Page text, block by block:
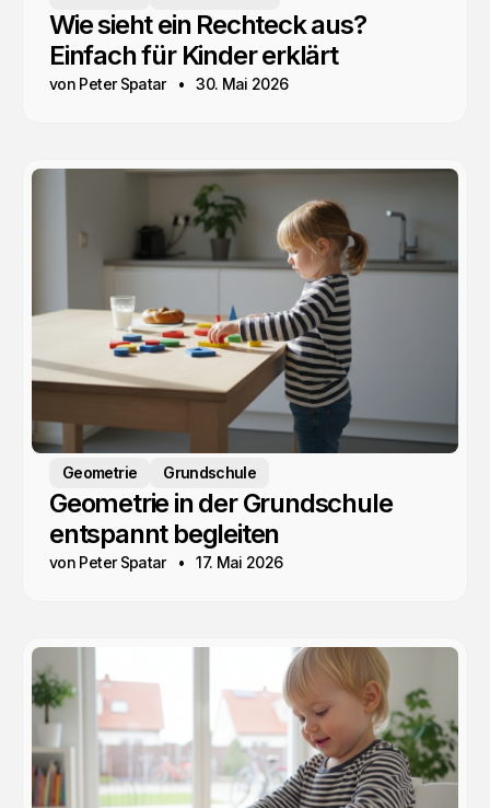
Wie sieht ein Rechteck aus?
Einfach für Kinder erklärt
von Peter Spatar 30. Mai 2026
Geometrie Grundschule
Geometrie in der Grundschule
entspannt begleiten
von Peter Spatar 17. Mai 2026